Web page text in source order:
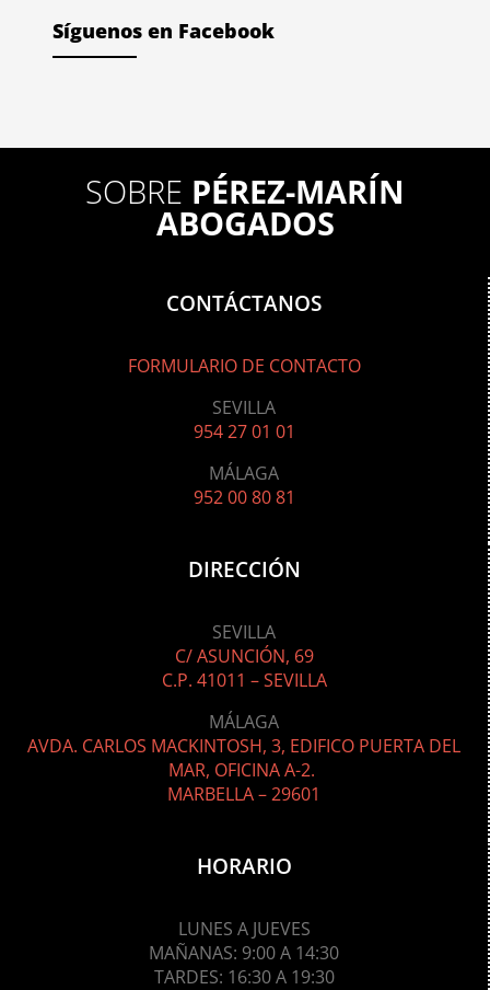
Síguenos en Facebook
SOBRE PÉREZ-MARÍN
ABOGADOS
CONTÁCTANOS
FORMULARIO DE CONTACTO
SEVILLA
954 27 01 01
MÁLAGA
952 00 80 81
DIRECCIÓN
SEVILLA
C/ ASUNCIÓN, 69
C.P. 41011 – SEVILLA
MÁLAGA
AVDA. CARLOS MACKINTOSH, 3, EDIFICO PUERTA DEL
MAR, OFICINA A-2.
MARBELLA – 29601
HORARIO
LUNES A JUEVES
MAÑANAS: 9:00A 14:30
TARDES: 16:30 A 19:30